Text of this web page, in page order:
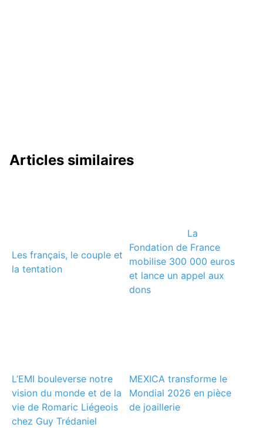
Articles similaires
Les français, le couple et
la tentation
La
Fondation de France
mobilise 300 000 euros
et lance un appel aux
dons
L’EMI bouleverse notre
vision du monde et de la
vie de Romaric Liégeois
chez Guy Trédaniel
MEXICA transforme le
Mondial 2026 en pièce
de joaillerie